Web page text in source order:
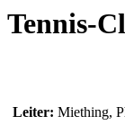
Tennis-
Leiter: Miething,